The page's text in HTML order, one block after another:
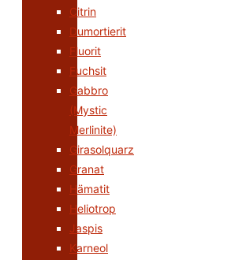
Citrin
Dumortierit
Fluorit
Fuchsit
Gabbro
(Mystic
Merlinite)
Girasolquarz
Granat
Hämatit
Heliotrop
Jaspis
Karneol